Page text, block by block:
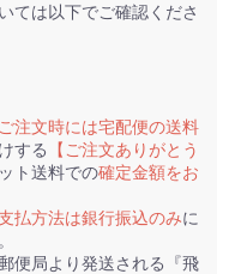
ては以下でご確認くださ
ご注文時には宅配便の送料
する
【ご注文ありがとう
ト送料での確定金額をお
払方法は銀行振込のみに
便局より発送される『飛